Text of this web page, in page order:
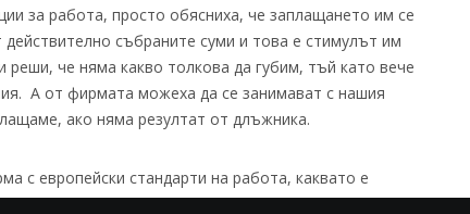
за работа, просто обясниха, че заплащането им се
събраните суми и това е стимулът им
реши, че няма какво толкова да губим, тъй като вече
А от фирмата можеха да се занимават с нашия
ако няма резултат от длъжника.
с европейски стандарти на работа, каквато е
някаква част от тези много стари дългове.